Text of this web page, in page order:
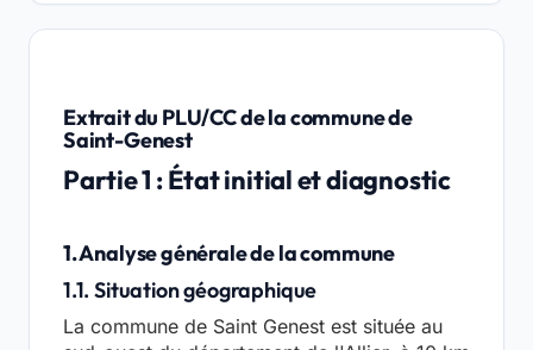
Extrait du PLU/CC de la commune de
Saint-Genest
Partie 1 : État initial et diagnostic
1. Analyse générale de la commune
1.1. Situation géographique
La commune de Saint Genest est située au